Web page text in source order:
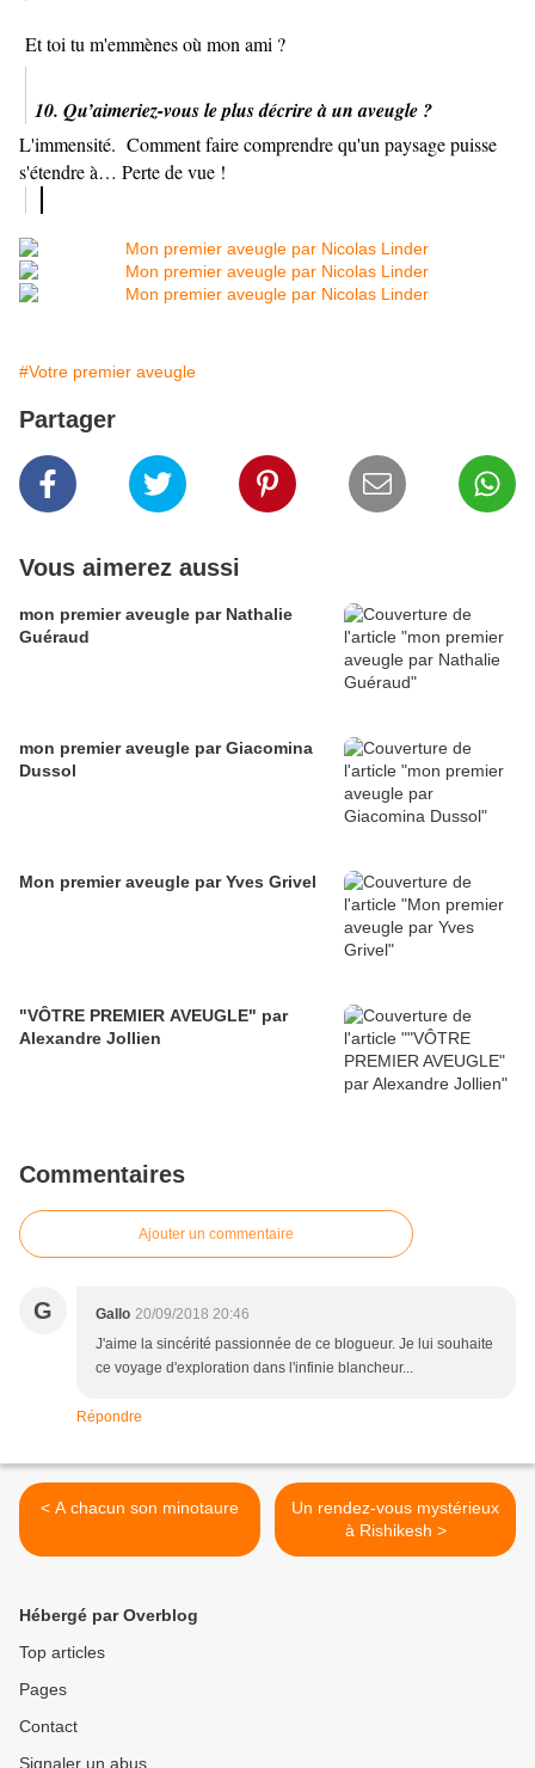
Et toi tu m'emmènes où mon ami ?
10. Qu’aimeriez-vous le plus décrire à un aveugle ?
L'immensité. Comment faire comprendre qu'un paysage puisse
s'étendre à… Perte de vue !
#Votre premier aveugle
Partager
Vous aimerez aussi
mon premier aveugle par Nathalie
Guéraud
mon premier aveugle par Giacomina
Dussol
Mon premier aveugle par Yves Grivel
"VÔTRE PREMIER AVEUGLE" par
Alexandre Jollien
Commentaires
Ajouter un commentaire
G Gallo 20/09/2018 20:46
J'aime la sincérité passionnée de ce blogueur. Je lui souhaite
ce voyage d'exploration dans l'infinie blancheur...
Répondre
< A chacun son minotaure
Un rendez-vous mystérieux
à Rishikesh >
Hébergé par Overblog
Top articles
Pages
Contact
Signaler un abus